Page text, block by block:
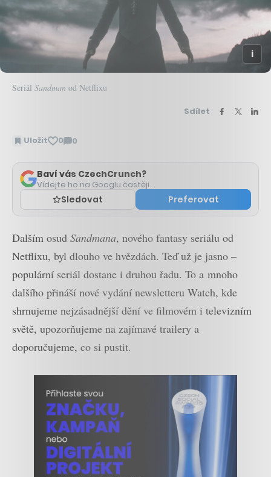
Seriál Sandman od Netflixu
Sdílet
Uložit 0 0
Zobrazit
Baví vás CzechCrunch?
Vídejte ho na Googlu častěji.
Sledovat Preferovat
Dalším osud Sandmana, nového fantasy seriálu od
Netflixu, byl dlouho ve hvězdách. Teď už je jasno –
populární seriál dostane i druhou řadu. To a mnoho
dalšího přináší nové vydání newsletteru Watch, kde
shrnujeme nejzásadnější dění ve filmovém i televizním
světě, upozorňujeme na zajímavé trailery a
doporučujeme, co si pustit.